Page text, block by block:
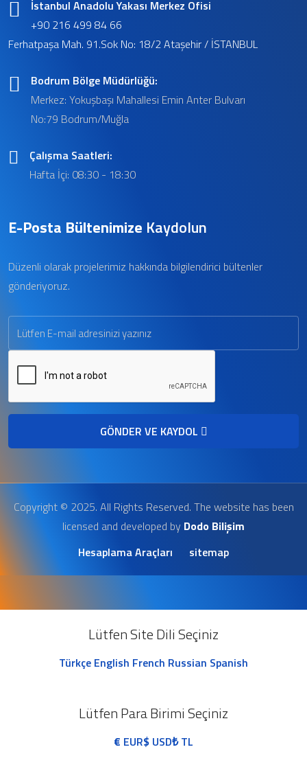
İstanbul Anadolu Yakası Merkez Ofisi
+90 216 499 84 66
Ferhatpaşa Mah. 91.Sok No: 18/2 Ataşehir / İSTANBUL
Bodrum Bölge Müdürlüğü:
Merkez: Yokuşbaşı Mahallesi Emin Anter Bulvarı
No:79 Bodrum/Muğla
Çalışma Saatleri:
Hafta İçi: 08:30 - 18:30
E-Posta Bültenimize Kaydolun
Düzenli olarak projelerimiz hakkında bilgilendirici bültenler
gönderiyoruz.
GÖNDER VE KAYDOL
Copyright © 2025. All Rights Reserved. The website has been
licensed and developed by Dodo Bilişim
Hesaplama Araçları
sitemap
Lütfen Site Dili Seçiniz
Türkçe English French Russian Spanish
Lütfen Para Birimi Seçiniz
€ EUR$ USD₺TL